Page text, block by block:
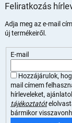
Feliratkozás
Adja meg az e-mail
új termékeiről.
E-mail
Hozzájárulok,
mail címem
hírleveleket,
tájékoztatót
bármikor